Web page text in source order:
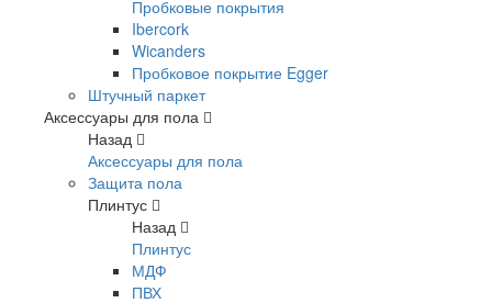
Пробковые покрытия
Ibercork
Wicanders
Пробковое покрытие Egger
Штучный паркет
Аксессуары для пола
Назад
Аксессуары для пола
Защита пола
Плинтус
Назад
Плинтус
МДФ
ПВХ